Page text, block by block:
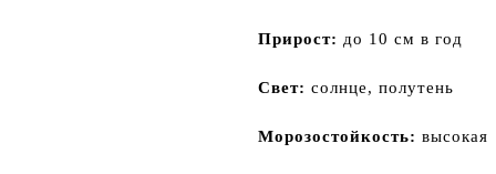
Прирост: до 10 см в год
Свет: солнце, полутень
Морозостойкость: высокая